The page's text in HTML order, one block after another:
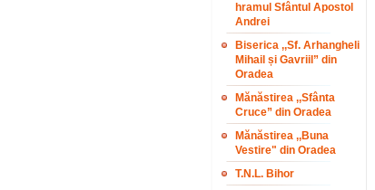
hramul Sfântul Apostol
Andrei
Biserica ,,Sf. Arhangheli
Mihail și Gavriil” din
Oradea
Mănăstirea ,,Sfânta
Cruce” din Oradea
Mănăstirea ,,Buna
Vestire" din Oradea
T.N.L. Bihor